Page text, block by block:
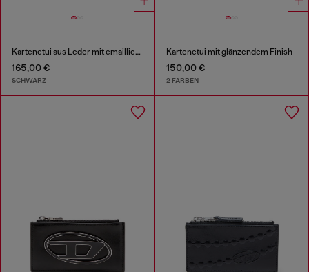
Kartenetui aus Leder mit emailliertem Oval D
165,00 €
SCHWARZ
Kartenetui mit glänzendem Finish
150,00 €
2 FARBEN